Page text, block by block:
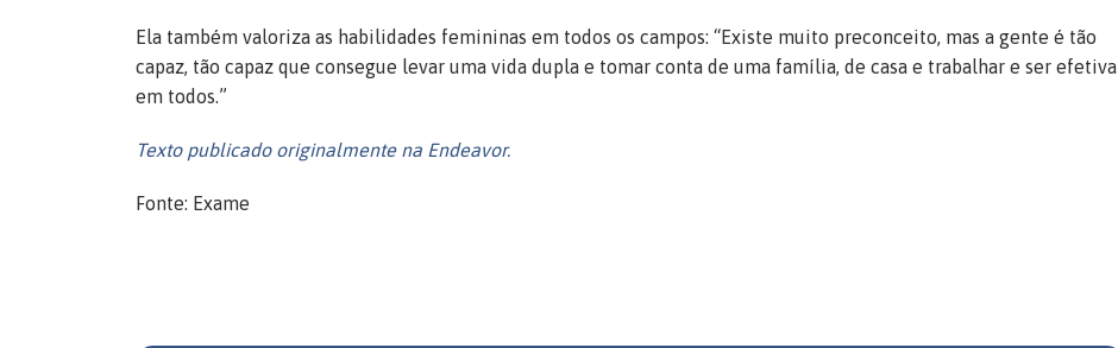
Ela também valoriza as habilidades femininas em todos os campos: “Existe muito preconceito, mas a gente é tão
capaz, tão capaz que consegue levar uma vida dupla e tomar conta de uma família, de casa e trabalhar e ser efetiva
em todos.”
Texto publicado originalmente na Endeavor.
Fonte: Exame